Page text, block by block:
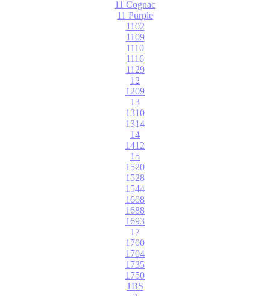
11 Cognac
11 Purple
1102
1109
1110
1116
1129
12
1209
13
1310
1314
14
1412
15
1520
1528
1544
1608
1688
1693
17
1700
1704
1735
1750
1BS